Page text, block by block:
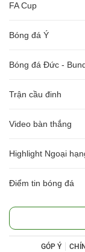
FA Cup
Bóng đá Ý
Bóng đá Đức -
Trận cầu đinh
Video bàn thắng
Highlight Ngoại
Điểm tin bóng đá
GÓP Ý